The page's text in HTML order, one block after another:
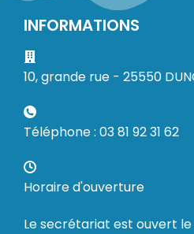
INFORMATIONS
10, grande rue - 25550
Téléphone : 03 81 92 31 62
Horaire d'ouverture
Le secrétariat est ouvert le